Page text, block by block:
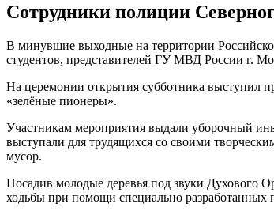
Сотрудники полиции
В минувшие выходные на территории
студентов, представителей ГУ МВД России г.
На церемонии открытия субботника выступил
«зелёные пионеры».
Участникам мероприятия выдали уборочный
выступали для трудящихся со своими
мусор.
Посадив молодые деревья под звуки Духового
ходьбы при помощи специально разработанных